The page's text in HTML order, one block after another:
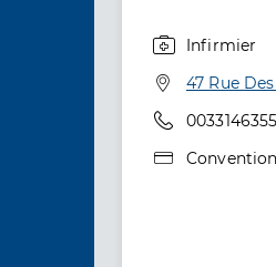
Infirmier
Adresse
47 Rue
Téléphone
Type de